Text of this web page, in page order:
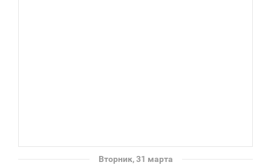
Вторник, 31 марта